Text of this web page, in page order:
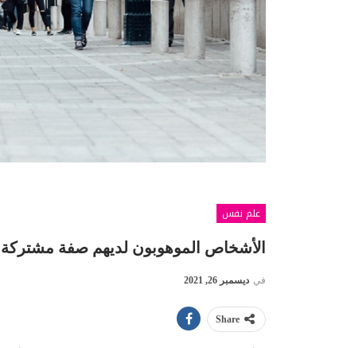
علم نفس
الأشخاص الموهوبون لديهم صفة
في ديسمبر 26, 2021
Share